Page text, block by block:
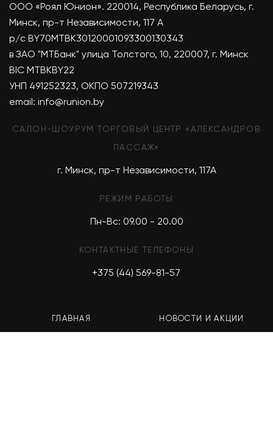
ООО «Роял Юнион». 220014, Республика Беларусь, г.
Минск, пр-т Независимости, 117 А
р/с BY70MTBK30120001093300130343
в ЗАО "МТБанк" улица Толстого, 10, 220007, г. Минск
BIC MTBKBY22
УНП 491252323, ОКПО 507219343
email: info@runion.by
ГЛАВНАЯ НОВОСТИ И АКЦИИ
САЛОН-ШОУРУМ ТОРГОВЫЙ ЦЕНТР «АЛЕКСАНДРОВ
ПАССАЖ»
г. Минск, пр-т Независимости, 117А
РЕЖИМ РАБОТЫ
Пн-Вс: 09.00 - 20.00
КОНТАКТНЫЕ ТЕЛЕФОНЫ
+375 (44) 569-81-57